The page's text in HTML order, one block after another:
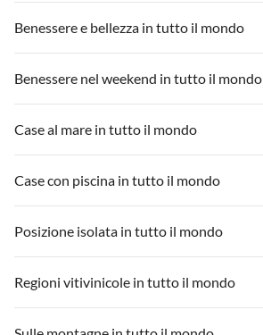
Benessere e bellezza in tutto il mondo
Benessere nel weekend in tutto il mondo
Case al mare in tutto il mondo
Case con piscina in tutto il mondo
Posizione isolata in tutto il mondo
Regioni vitivinicole in tutto il mondo